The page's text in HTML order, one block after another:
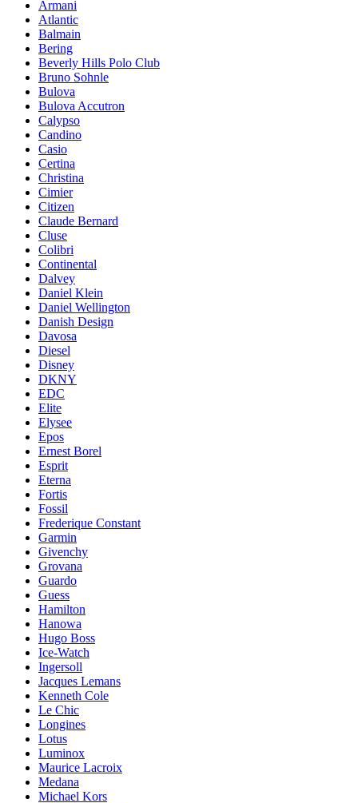
Armani
Atlantic
Balmain
Bering
Beverly Hills Polo Club
Bruno Sohnle
Bulova
Bulova Accutron
Calypso
Candino
Casio
Certina
Christina
Cimier
Citizen
Claude Bernard
Cluse
Colibri
Continental
Dalvey
Daniel Klein
Daniel Wellington
Danish Design
Davosa
Diesel
Disney
DKNY
EDC
Elite
Elysee
Epos
Ernest Borel
Esprit
Eterna
Fortis
Fossil
Frederique Constant
Garmin
Givenchy
Grovana
Guardo
Guess
Hamilton
Hanowa
Hugo Boss
Ice-Watch
Ingersoll
Jacques Lemans
Kenneth Cole
Le Chic
Longines
Lotus
Luminox
Maurice Lacroix
Medana
Michael Kors